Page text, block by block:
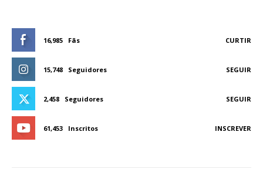
16,985 Fãs CURTIR
15,748 Seguidores SEGUIR
2,458 Seguidores SEGUIR
61,453 Inscritos INSCREVER